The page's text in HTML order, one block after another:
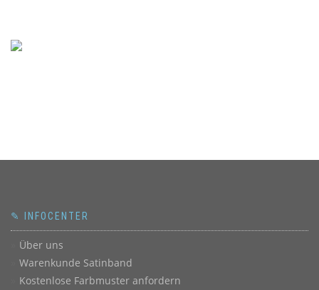
✎ INFOCENTER
Über uns
Warenkunde Satinband
Kostenlose Farbmuster anfordern